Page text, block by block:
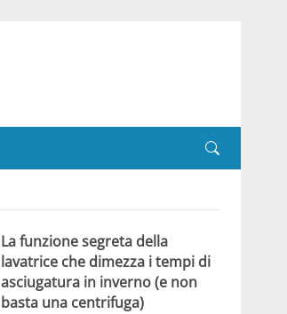
La funzione segreta della
lavatrice che dimezza i tempi di
asciugatura in inverno (e non
basta una centrifuga)